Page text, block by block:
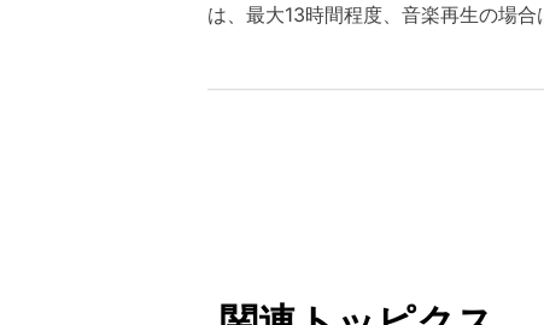
は、最大13時間程度、音楽再生の場合